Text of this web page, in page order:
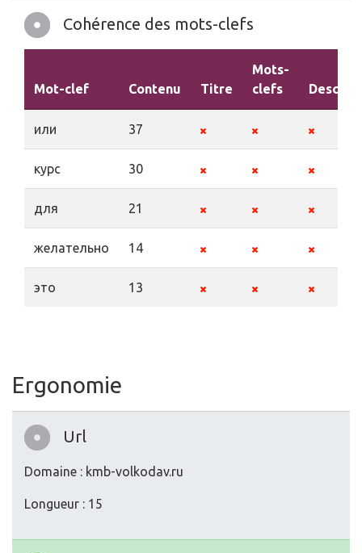
Cohérence des mots-clefs
Mot-clef Contenu Titre
Mots-
clefs
или 37
курс 30
для 21
желательно 14
это 13
Ergonomie
Url
Domaine : kmb-volkodav.ru
Longueur : 15